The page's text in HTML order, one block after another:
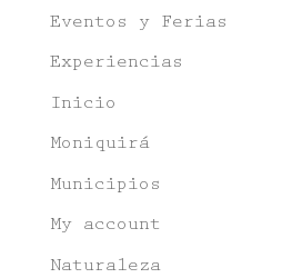
Eventos y Ferias
Experiencias
Inicio
Moniquirá
Municipios
My account
Naturaleza